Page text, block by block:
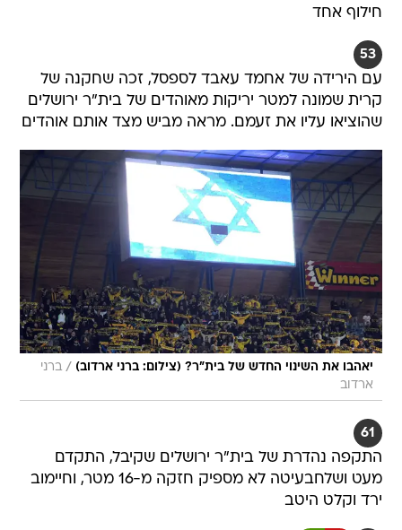
חילוף אחד
53
עם הירידה של אחמד עאבד לספסל, זכה שחקנה של
קרית שמונה למטר יריקות מאוהדים של בית"ר ירושלים
שהוציאו עליו את זעמם. מראה מביש מצד אותם אוהדים
יאהבו את השינוי החדש של בית"ר? (צילום: ברני ארדוב) / ברני
ארדוב
61
התקפה נהדרת של בית"ר ירושלים שקיבל, התקדם
מעט ושלחבעיטה לא מספיק חזקה מ-16 מטר, וחיימוב
ירד וקלט היטב